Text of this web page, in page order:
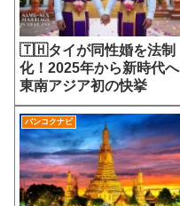
🇹🇭タイが同性婚を法制
化！2025年から新時代へ
東南アジア初の快挙
バンコクナビ